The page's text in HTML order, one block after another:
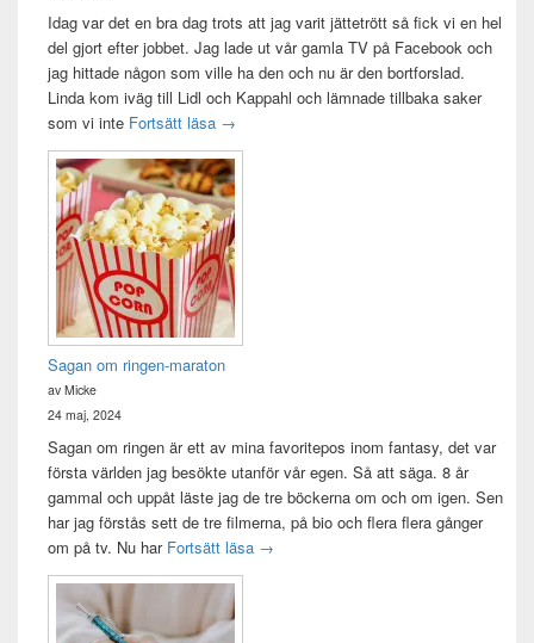
Idag var det en bra dag trots att jag varit jättetrött så fick vi en hel
del gjort efter jobbet. Jag lade ut vår gamla TV på Facebook och
jag hittade någon som ville ha den och nu är den bortforslad.
Linda kom iväg till Lidl och Kappahl och lämnade tillbaka saker
som vi inte Fortsätt läsa Idag var det en bra dag
→
Sagan om ringen-maraton
av Micke
24 maj, 2024
Sagan om ringen är ett av mina favoritepos inom fantasy, det var
första världen jag besökte utanför vår egen. Så att säga. 8 år
gammal och uppåt läste jag de tre böckerna om och om igen. Sen
har jag förstås sett de tre filmerna, på bio och flera flera gånger
om på tv. Nu har Fortsätt läsa Sagan om ringen-maraton
→